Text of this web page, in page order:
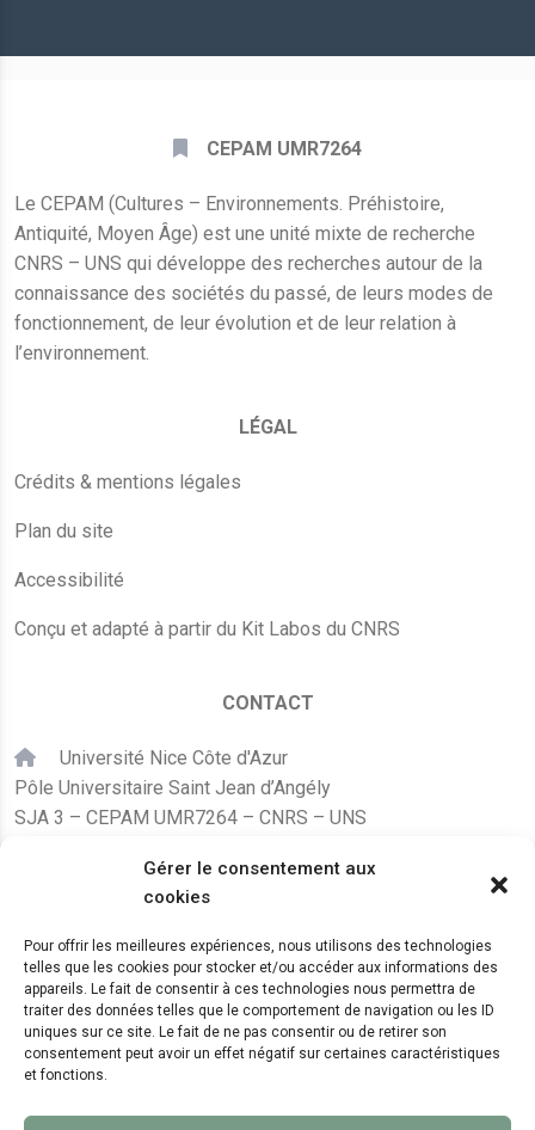
Gérer le consentement aux
cookies
Pour offrir les meilleures expériences, nous utilisons des technologies
telles que les cookies pour stocker et/ou accéder aux informations des
appareils. Le fait de consentir à ces technologies nous permettra de
traiter des données telles que le comportement de navigation ou les ID
uniques sur ce site. Le fait de ne pas consentir ou de retirer son
consentement peut avoir un effet négatif sur certaines caractéristiques
et fonctions.
CEPAM UMR7264
Le CEPAM (Cultures – Environnements. Préhistoire,
Antiquité, Moyen Âge) est une unité mixte de recherche
CNRS – UNS qui développe des recherches autour de la
connaissance des sociétés du passé, de leurs modes de
fonctionnement, de leur évolution et de leur relation à
l’environnement.
LÉGAL
Crédits & mentions légales
Plan du site
Accessibilité
Conçu et adapté à partir du Kit Labos du CNRS
CONTACT
Université Nice Côte d'Azur
Pôle Universitaire Saint Jean d’Angély
SJA 3 – CEPAM UMR7264 – CNRS – UNS
+33 (0)4 89 15 24 08
LE CEPAM EST HÉBERGÉ PAR